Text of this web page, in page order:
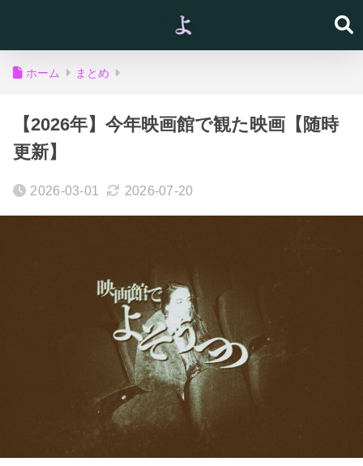
ホーム まとめ
【2026年】今年映画館で観た映画【随時
更新】
2026-03-01 2026-07-20